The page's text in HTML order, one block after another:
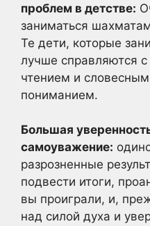
проблем в детстве:
заниматься
Те дети, которые
лучше справляются
чтением и
пониманием.
Большая
самоуважение:
разрозненные
подвести итоги,
вы проиграли, и,
над силой духа и